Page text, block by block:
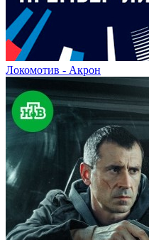
Локомотив - Акрон